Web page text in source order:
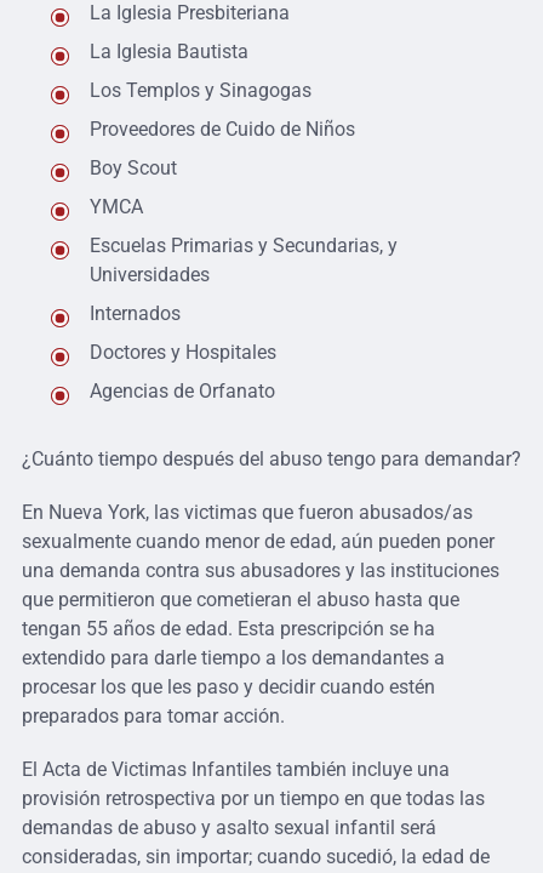
La Iglesia Presbiteriana
La Iglesia Bautista
Los Templos y Sinagogas
Proveedores de Cuido de Niños
Boy Scout
YMCA
Escuelas Primarias y Secundarias, y
Universidades
Internados
Doctores y Hospitales
Agencias de Orfanato
¿Cuánto tiempo después del abuso tengo para demandar?
En Nueva York, las victimas que fueron abusados/as
sexualmente cuando menor de edad, aún pueden poner
una demanda contra sus abusadores y las instituciones
que permitieron que cometieran el abuso hasta que
tengan 55 años de edad. Esta prescripción se ha
extendido para darle tiempo a los demandantes a
procesar los que les paso y decidir cuando estén
preparados para tomar acción.
El Acta de Victimas Infantiles también incluye una
provisión retrospectiva por un tiempo en que todas las
demandas de abuso y asalto sexual infantil será
consideradas, sin importar; cuando sucedió, la edad de